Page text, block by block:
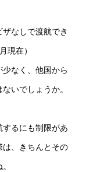
なしで渡航でき
現在）
なく、他国から
いでしょうか。
るにも制限があ
は、きちんとその